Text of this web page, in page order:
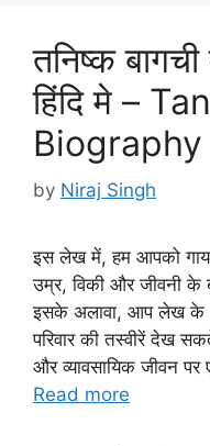
तनिष्क
हिंदि मे –
by Niraj Singh
इस लेख में, हम आपको
उम्र, विकी और जीवनी के
इसके अलावा, आप लेख
परिवार की तस्वीरें देख
और व्यावसायिक जीवन
Read more